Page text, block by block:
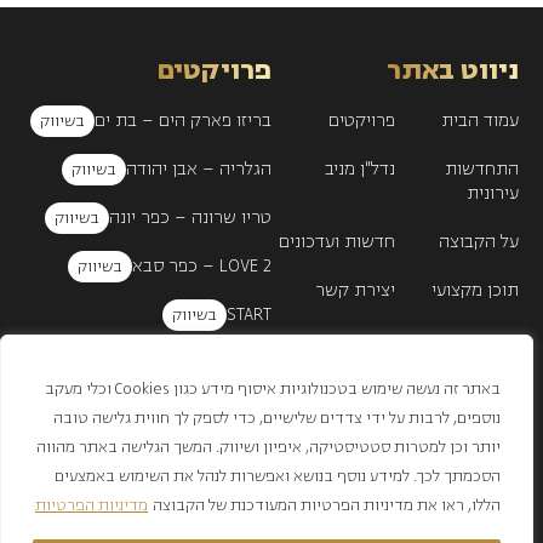
באתר זה נעשה שימוש בטכנולוגיות איסוף מידע כגון Cookies וכלי מעקב
נוספים, לרבות על ידי צדדים שלישיים, כדי לספק לך חווית גלישה טובה
יותר וכן למטרות סטטיסטיקה, איפיון ושיווק. המשך הגלישה באתר מהווה
הסכמתך לכך. למידע נוסף בנושא ואפשרות לנהל את השימוש באמצעים
הללו, ראו את מדיניות הפרטיות המעודכנת של הקבוצה מדיניות הפרטיות
ניווט באתר
עמוד הבית
פרויקטים
התחדשות
עירונית
נדל"ן מניב
על הקבוצה
חדשות ועדכונים
תוכן מקצועי
יצירת קשר
הצהרת נגישות
מדיניות פרטיות
תנאי שימוש אתר
פרויקטים
בריזו פארק הים – בת ים
הגלריה – אבן יהודה
טריו שרונה – כפר יונה
LOVE 2 – כפר סבא
START
4565*